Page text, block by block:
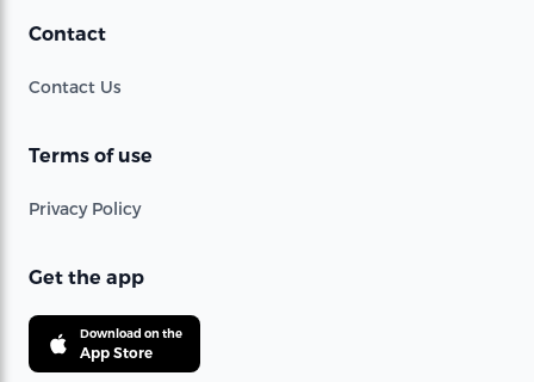
Contact
Contact Us
Terms of use
Privacy Policy
Get the app
Download on the
App Store